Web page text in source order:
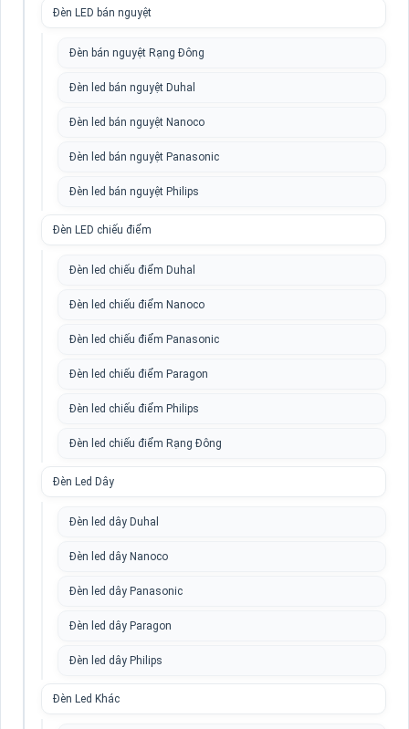
Đèn LED bán nguyệt
Đèn bán nguyệt Rạng Đông
Đèn led bán nguyệt Duhal
Đèn led bán nguyệt Nanoco
Đèn led bán nguyệt Panasonic
Đèn led bán nguyệt Philips
Đèn LED chiếu điểm
Đèn led chiếu điểm Duhal
Đèn led chiếu điểm Nanoco
Đèn led chiếu điểm Panasonic
Đèn led chiếu điểm Paragon
Đèn led chiếu điểm Philips
Đèn led chiếu điểm Rạng Đông
Đèn Led Dây
Đèn led dây Duhal
Đèn led dây Nanoco
Đèn led dây Panasonic
Đèn led dây Paragon
Đèn led dây Philips
Đèn Led Khác